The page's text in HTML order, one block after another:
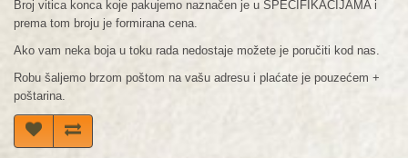
Broj vitica konca koje pakujemo naznačen je u SPECIFIKACIJAMA i
prema tom broju je formirana cena.
Ako vam neka boja u toku rada nedostaje možete je poručiti kod nas.
Robu šaljemo brzom poštom na vašu adresu i plaćate je pouzećem +
poštarina.